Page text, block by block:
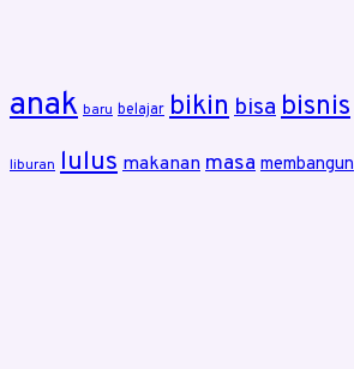
anak baru belajar bikin bisa bisnis
liburan lulus makanan masa membangun